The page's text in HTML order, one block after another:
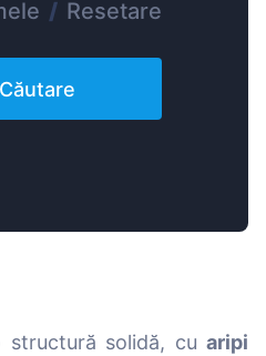
Magyar
Lietuvių
Hrvatski
/ Resetare
Căutare
structură solidă, cuaripi